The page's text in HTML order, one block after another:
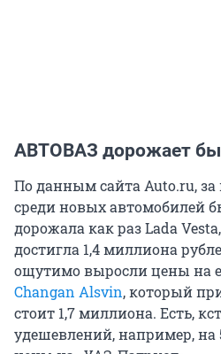
АВТОВАЗ дорожает
По данным сайта Auto.ru,
среди новых автомобилей
дорожала как раз Lada
достигла 1,4 миллиона
ощутимо выросли цены на
Changan Alsvin, который
стоит 1,7 миллиона. Есть,
удешевлений, например, на